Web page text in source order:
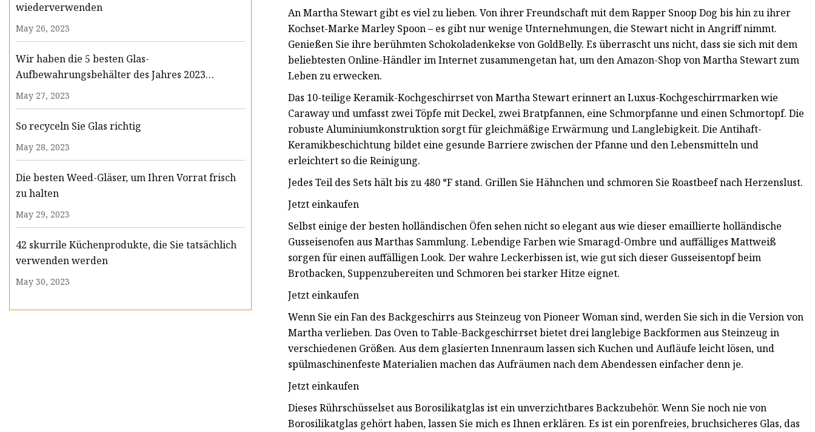
wiederverwenden
May 26, 2023
Wir haben die 5 besten Glas-
Aufbewahrungsbehälter des Jahres 2023
getestet
May 27, 2023
So recyceln Sie Glas richtig
May 28, 2023
Die besten Weed-Gläser, um Ihren Vorrat frisch
zu halten
May 29, 2023
42 skurrile Küchenprodukte, die Sie tatsächlich
verwenden werden
May 30, 2023
An Martha Stewart gibt es viel zu lieben. Von ihrer Freundschaft mit dem Rapper Snoop Dog bis hin zu ihrer
Kochset-Marke Marley Spoon – es gibt nur wenige Unternehmungen, die Stewart nicht in Angriff nimmt.
Genießen Sie ihre berühmten Schokoladenkekse von GoldBelly. Es überrascht uns nicht, dass sie sich mit dem
beliebtesten Online-Händler im Internet zusammengetan hat, um den Amazon-Shop von Martha Stewart zum
Leben zu erwecken.
Das 10-teilige Keramik-Kochgeschirrset von Martha Stewart erinnert an Luxus-Kochgeschirrmarken wie
Caraway und umfasst zwei Töpfe mit Deckel, zwei Bratpfannen, eine Schmorpfanne und einen Schmortopf. Die
robuste Aluminiumkonstruktion sorgt für gleichmäßige Erwärmung und Langlebigkeit. Die Antihaft-
Keramikbeschichtung bildet eine gesunde Barriere zwischen der Pfanne und den Lebensmitteln und
erleichtert so die Reinigung.
Jedes Teil des Sets hält bis zu 480 °F stand. Grillen Sie Hähnchen und schmoren Sie Roastbeef nach Herzenslust.
Jetzt einkaufen
Selbst einige der besten holländischen Öfen sehen nicht so elegant aus wie dieser emaillierte holländische
Gusseisenofen aus Marthas Sammlung. Lebendige Farben wie Smaragd-Ombre und auffälliges Mattweiß
sorgen für einen auffälligen Look. Der wahre Leckerbissen ist, wie gut sich dieser Gusseisentopf beim
Brotbacken, Suppenzubereiten und Schmoren bei starker Hitze eignet.
Jetzt einkaufen
Wenn Sie ein Fan des Backgeschirrs aus Steinzeug von Pioneer Woman sind, werden Sie sich in die Version von
Martha verlieben. Das Oven to Table-Backgeschirrset bietet drei langlebige Backformen aus Steinzeug in
verschiedenen Größen. Aus dem glasierten Innenraum lassen sich Kuchen und Aufläufe leicht lösen, und
spülmaschinenfeste Materialien machen das Aufräumen nach dem Abendessen einfacher denn je.
Jetzt einkaufen
Dieses Rührschüsselset aus Borosilikatglas ist ein unverzichtbares Backzubehör. Wenn Sie noch nie von
Borosilikatglas gehört haben, lassen Sie mich es Ihnen erklären. Es ist ein porenfreies, bruchsicheres Glas, das